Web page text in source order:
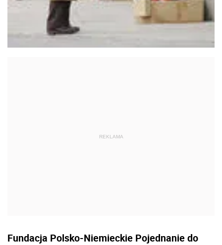
Fundacja Polsko-Niemieckie Pojednanie do